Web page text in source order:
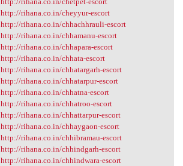
http://rihana.co.in/cheyyur-escort
http://rihana.co.in/chhachhrauli-escort
http://rihana.co.in/chhamanu-escort
http://rihana.co.in/chhapara-escort
http://rihana.co.in/chhata-escort
http://rihana.co.in/chhatargarh-escort
http://rihana.co.in/chhatarpur-escort
http://rihana.co.in/chhatna-escort
http://rihana.co.in/chhatroo-escort
http://rihana.co.in/chhattarpur-escort
http://rihana.co.in/chhaygaon-escort
http://rihana.co.in/chhibramau-escort
http://rihana.co.in/chhindgarh-escort
http://rihana.co.in/chhindwara-escort